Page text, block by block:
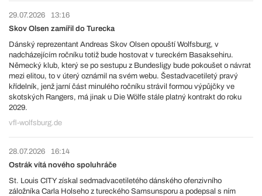
29.07.2026
13:16
Skov Olsen zamířil do Turecka
Dánský reprezentant Andreas Skov Olsen opouští Wolfsburg, v
nadcházejícím ročníku totiž bude hostovat v tureckém Basaksehiru.
Německý klub, který se po sestupu z Bundesligy bude pokoušet o návrat
mezi elitou, to v úterý oznámil na svém webu. Šestadvacetiletý pravý
křídelník, jenž jarní část minulého ročníku strávil formou výpůjčky ve
skotských Rangers, má jinak u Die Wölfe stále platný kontrakt do roku
2029.
vfl-wolfsburg.de
28.07.2026
16:14
Ostrák vítá nového spoluhráče
St. Louis CITY získal sedmadvacetiletého dánského ofenzivního
záložníka Carla Holseho z tureckého Samsunsporu a podepsal s ním